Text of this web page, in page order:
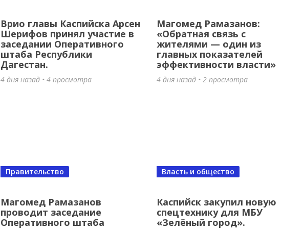
Золото мира едет в Каспийск! 🥇
22 часа назад •5 просмотров
От восьмилетнего борца до чемпиона
Европы, бойца ММА и наставника: История
Врио главы Каспийска Арсен
Шерифов принял участие в
заседании Оперативного
штаба Республики
Дагестан.
4 дня назад • 4 просмотра
Магомед Рамазанов:
«Обратная связь с
жителями — один из
главных показателей
эффективности власти»
4 дня назад • 2 просмотра
Магомед Рамазанов
проводит заседание
Оперативного штаба
Правительство
Каспийск закупил новую
спецтехнику для МБУ
«Зелёный город».
Власть и общество